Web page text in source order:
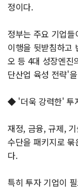
정이다.
정부는 주요 기업
이행을 뒷받침하고
오 등 4대 성장엔진
단산업 육성 전략'
◆ '더욱 강력한' 투
재정, 금융, 규제,
수단을 패키지로
다.
특히 투자 기업이